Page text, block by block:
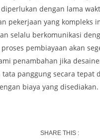
dengan lama
pekerjaan yang kompleks
selalu berkomunikasi
pembiayaan akan
penambahan jika
tata panggung secara tepat
biaya yang
SHARE THIS :